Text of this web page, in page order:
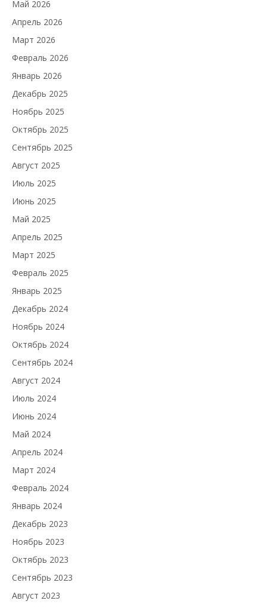
Май 2026
Апрель 2026
Март 2026
Февраль 2026
Январь 2026
Декабрь 2025
Ноябрь 2025
Октябрь 2025
Сентябрь 2025
Август 2025
Июль 2025
Июнь 2025
Май 2025
Апрель 2025
Март 2025
Февраль 2025
Январь 2025
Декабрь 2024
Ноябрь 2024
Октябрь 2024
Сентябрь 2024
Август 2024
Июль 2024
Июнь 2024
Май 2024
Апрель 2024
Март 2024
Февраль 2024
Январь 2024
Декабрь 2023
Ноябрь 2023
Октябрь 2023
Сентябрь 2023
Август 2023